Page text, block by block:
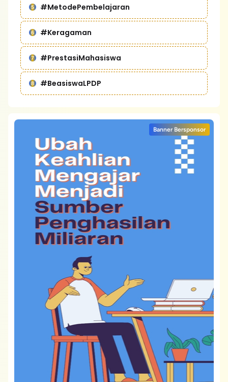
#MetodePembelajaran
#Keragaman
#PrestasiMahasiswa
#BeasiswaLPDP
Banner Bersponsor